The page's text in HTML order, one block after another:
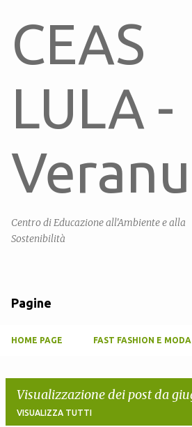
CEAS
LULA -
Veranu
Centro di Educazione all'Ambiente e alla
Sostenibilità
Pagine
HOME PAGE FAST FASHION E
Visualizzazione dei post da
VISUALIZZA TUTTI